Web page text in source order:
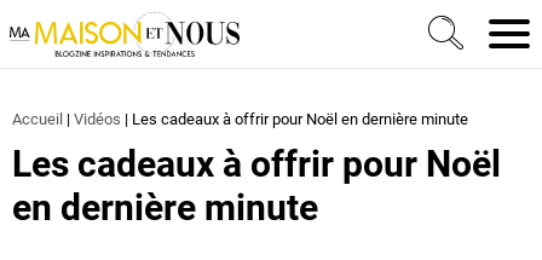
Ma Maison et Nous Construction, rénovation &
Accueil | Vidéos | Les cadeaux à offrir pour Noël en dernière minute
Les cadeaux à offrir pour Noël
en dernière minute